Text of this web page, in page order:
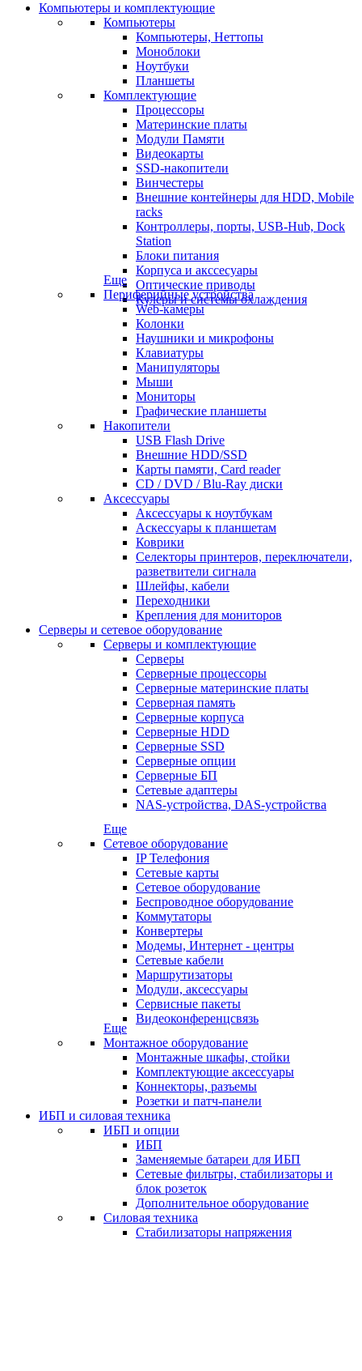
Компьютеры и комплектующие
Компьютеры
Компьютеры, Неттопы
Моноблоки
Ноутбуки
Планшеты
Комплектующие
Процессоры
Материнские платы
Модули Памяти
Видеокарты
SSD-накопители
Винчестеры
Внешние контейнеры для HDD, Mobile
racks
Контроллеры, порты, USB-Hub, Dock
Station
Блоки питания
Корпуса и акссесуары
Оптические приводы
Кулеры и системы охлаждения
Еще
Периферийные устройства
Web-камеры
Колонки
Наушники и микрофоны
Клавиатуры
Манипуляторы
Мыши
Мониторы
Графические планшеты
Накопители
USB Flash Drive
Внешние HDD/SSD
Карты памяти, Card reader
CD / DVD / Blu-Ray диски
Аксессуары
Аксессуары к ноутбукам
Аскессуары к планшетам
Коврики
Селекторы принтеров, переключатели,
разветвители сигнала
Шлейфы, кабели
Переходники
Крепления для мониторов
Серверы и сетевое оборудование
Серверы и комплектующие
Серверы
Серверные процессоры
Серверные материнские платы
Серверная память
Серверные корпуса
Серверные HDD
Серверные SSD
Серверные опции
Серверные БП
Сетевые адаптеры
NAS-устройства, DAS-устройства
Еще
Сетевое оборудование
IP Телефония
Сетевые карты
Сетевое оборудование
Беспроводное оборудование
Коммутаторы
Конвертеры
Модемы, Интернет - центры
Сетевые кабели
Маршрутизаторы
Модули, аксессуары
Сервисные пакеты
Видеоконференцсвязь
Еще
Монтажное оборудование
Монтажные шкафы, стойки
Комплектующие аксессуары
Коннекторы, разъемы
Розетки и патч-панели
ИБП и силовая техника
ИБП и опции
ИБП
Заменяемые батареи для ИБП
Сетевые фильтры, стабилизаторы и
блок розеток
Дополнительное оборудование
Силовая техника
Стабилизаторы напряжения